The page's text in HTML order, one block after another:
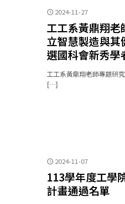
2024-11-27
工工系黃鼎翔老
立智慧製造與
選國科會新秀
工工系黃鼎翔老師專題研
[…]
2024-11-07
113學年度工學
計畫通過名單